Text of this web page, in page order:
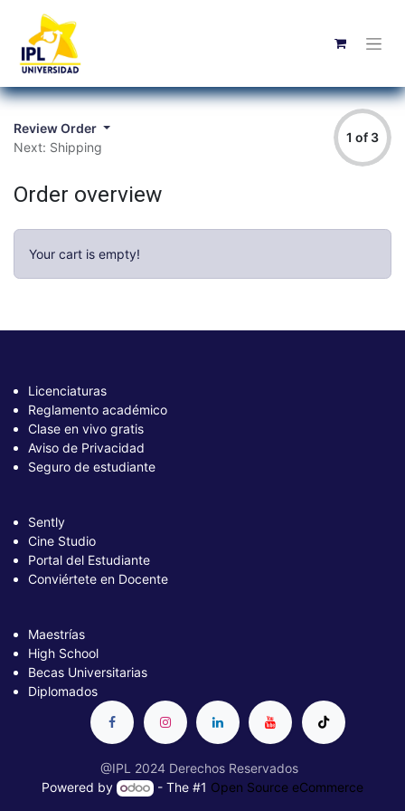
Review Order
Next: Shipping
1 of 3
Order overview
Your cart is empty!
Licenciaturas
Reglamento académico
Clase en vivo gratis
Aviso de Privacidad
Seguro de estudiante
Sently
Cine Studio
Portal del Estudiante
Conviértete en Docente
Maestrías
High School
Becas Universitarias
Diplomados
@IPL 2024 Derechos Reservados
Powered by
- The #1 Open Source eCommerce